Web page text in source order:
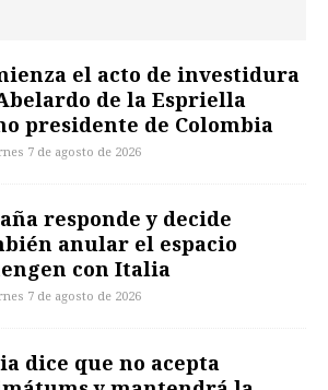
el acto de investidura
de la Espriella
presidente de Colombia
7 de agosto de 2026
responde y decide
anular el espacio
con Italia
7 de agosto de 2026
dice que no acepta